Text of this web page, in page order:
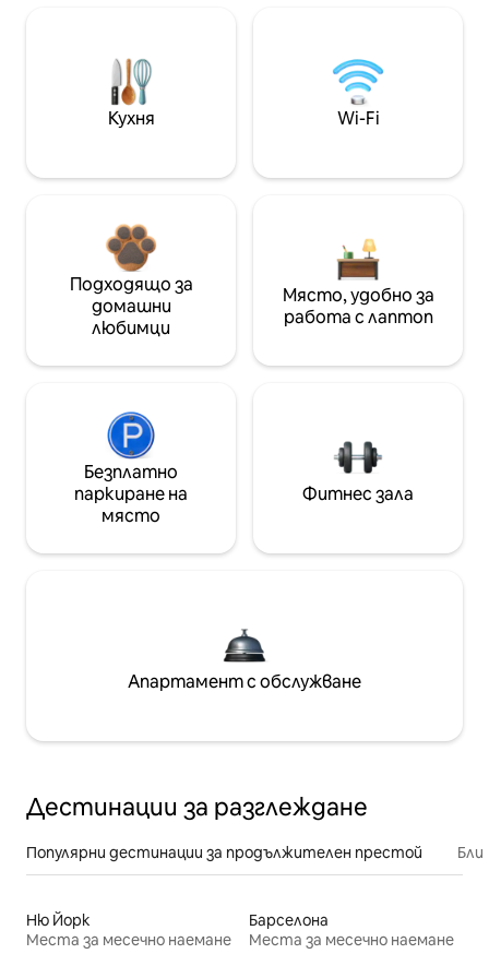
Кухня Wi-Fi
Подходящо за
домашни
любимци
Място, удобно за
работа с лаптоп
Безплатно
паркиране на
място
Фитнес зала
Апартамент с обслужване
Дестинации за разглеждане
Популярни дестинации за продължителен престой
Ню Йорк
Места за месечно наемане
Барселона
Места за месечно наемане